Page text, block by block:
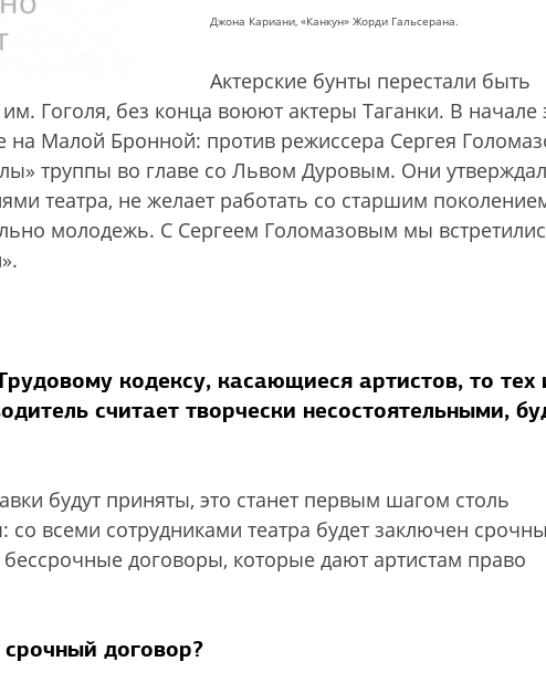
Джона Кариани, «Канкун» Жорди Гальсерана.
Актерские бунты перестали быть
Гоголя, без конца воюют актеры Таганки. В начале
на Малой Бронной: против режиссера Сергея
труппы во главе со Львом Дуровым. Они
театра, не желает работать со старшим
молодежь. С Сергеем Голомазовым мы
кодексу, касающиеся артистов, то тех
считает творчески несостоятельными,
будут приняты, это станет первым шагом столь
всеми сотрудниками театра будет заключен
договоры, которые дают артистам право
договор?